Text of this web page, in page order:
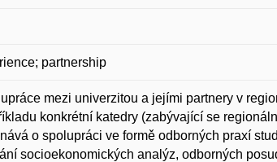
partnership
mezi univerzitou a jejími partnery v
konkrétní katedry (zabývající se
o spolupráci ve formě odborných praxí
socioekonomických analýz, odborných